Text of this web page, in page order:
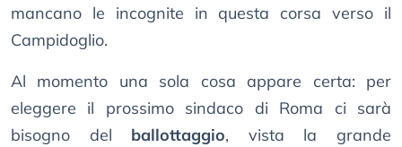
mancano le incognite in questa corsa verso il
Campidoglio.
Al momento una sola cosa appare certa: per
eleggere il prossimo sindaco di Roma ci sarà
bisogno del ballottaggio, vista la grande